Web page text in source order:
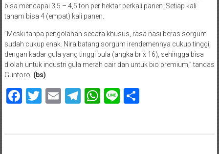
bisa mencapai 3,5 – 4,5 ton per hektar perkali panen. Setiap kali
tanam bisa 4 (empat) kali panen.
“Meski tanpa pengolahan secara khusus, rasa nasi beras sorgum
sudah cukup enak. Nira batang sorgum irendemennya cukup tinggi,
dengan kadar gula yang tinggi pula (angka brix 16), sehingga bisa
diolah untuk industri gula merah cair dan untuk bio premium,” tandas
Guntoro. (bs)
Facebook
Twitter
EmailTelegram
WhatsApp
LineShare